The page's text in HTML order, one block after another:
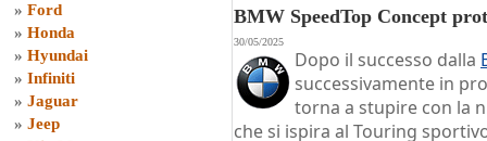
» Ford
» Honda
» Hyundai
» Infiniti
» Jaguar
» Jeep
BMW SpeedTop Concept
30/05/2025
Dopo il successo dalla
successivamente in
torna a stupire con la
che si ispira al Touring